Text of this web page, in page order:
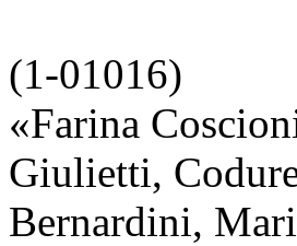
(1-01016)
«Farina
Giulietti,
Bernardini,